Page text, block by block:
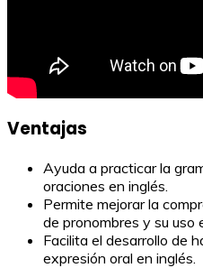
Ventajas
Ayuda a practicar la
oraciones en inglés.
Permite mejorar la
de pronombres y su uso
Facilita el desarrollo de
expresión oral en inglés.